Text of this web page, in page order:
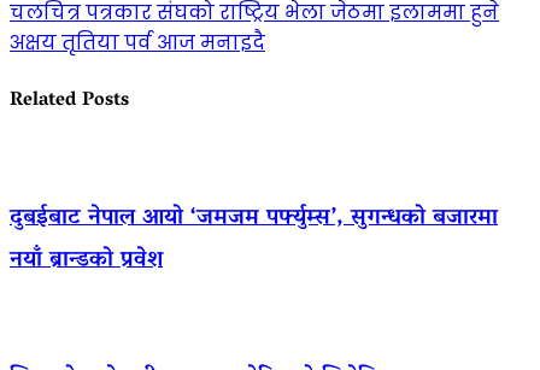
चलचित्र पत्रकार संघको राष्ट्रिय भेला जेठमा इलाममा हुने
अक्षय तृतिया पर्व आज मनाइदै
Related Posts
दुबईबाट नेपाल आयो ‘जमजम पर्फ्युम्स’, सुगन्धको बजारमा
नयाँ ब्रान्डको प्रवेश